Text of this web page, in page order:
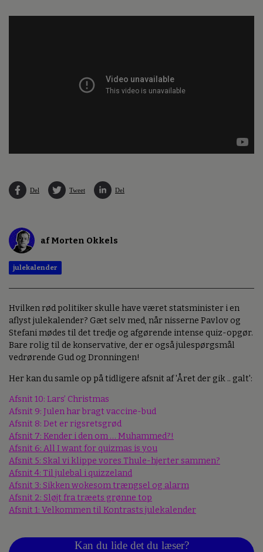
Del Tweet Del
af Morten Okkels
julekalender
Hvilken rød politiker skulle have været statsminister i en
aflyst julekalender? Gæt selv med, når nisserne Pavlov og
Stefani mødes til det tredje og afgørende intense quiz-opgør.
Bare rolig til de konservative, der er også julespørgsmål
vedrørende Gud og Dronningen!
Her kan du samle op på tidligere afsnit af 'Året der gik .. galt':
Afsnit 10: Lars’ Christmas
Afsnit 9: Julen har bragt vaccine-bud
Afsnit 8: Det er rigsretsgrød
Afsnit 7: Kender i den om … Muhammed?!
Afsnit 6: All I want for quizmas is you
Afsnit 5: Skal vi klippe vores Thule-hjerter sammen?
Afsnit 4: Til julebal i quizzeland
Afsnit 3: Sikken wokesom trængsel og alarm
Afsnit 2: Sløjt fra træets grønne top
Afsnit 1: Velkommen til Kontrasts julekalender
Kan du lide det du læser?